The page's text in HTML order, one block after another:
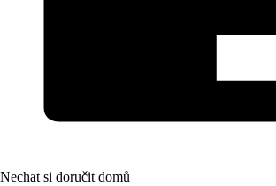
Nechat si doručit domů